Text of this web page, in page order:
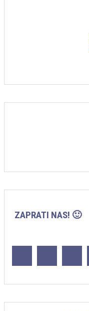
ZAPRATI NAS! 🙂